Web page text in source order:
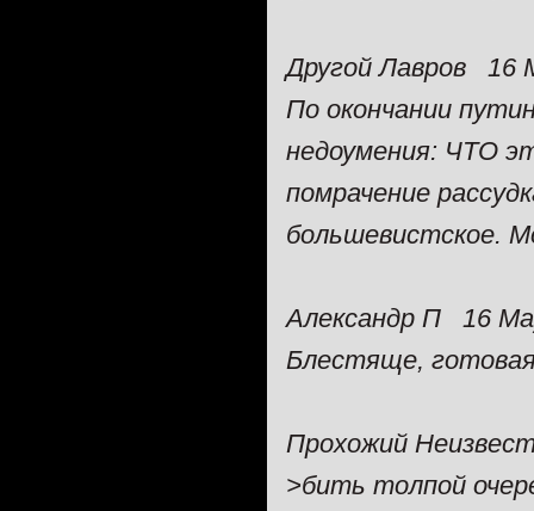
Другой Лавров 16
По окончании
недоумения: ЧТО
помрачение
большевистское.
Александр П 16
Блестяще,
Прохожий
>бить толпой